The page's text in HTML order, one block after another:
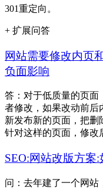
301重定向。
+ 扩展问答
网站需要修改内页
负面影响
答：对于低质量的页面
者修改，如果改动前后
新发布新的页面，把删
针对这样的页面，修改
SEO:网站改版方案
问：去年建了一个网站